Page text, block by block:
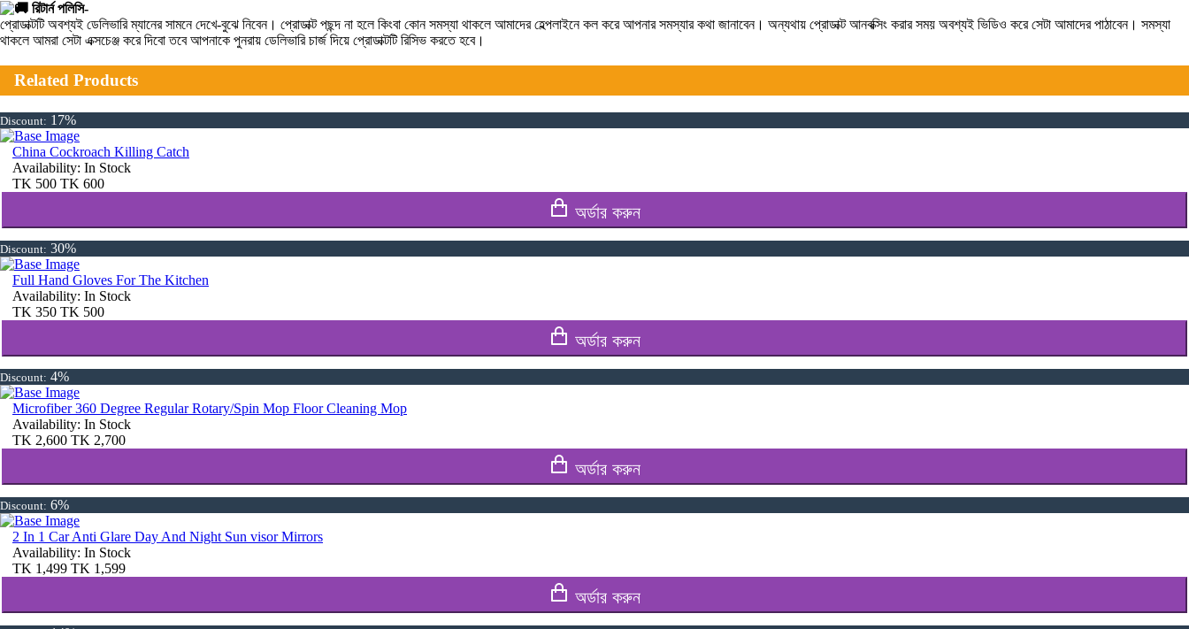
রিটার্ন পলিসি-
প্রোডাক্টটি অবশ্যই ডেলিভারি ম্যানের সামনে দেখে-বুঝে নিবেন। প্রোডাক্ট পছন্দ না হলে কিংবা কোন সমস্যা থাকলে আমাদের হেল্পলাইনে কল করে আপনার সমস্যার কথা জানাবেন। অন্যথায় প্রোডাক্ট আনবক্সিং করার সময় অবশ্যই ভিডিও করে সেটা আমাদের পাঠাবেন। সমস্যা
থাকলে আমরা সেটা এক্সচেঞ্জ করে দিবো তবে আপনাকে পুনরায় ডেলিভারি চার্জ দিয়ে প্রোডাক্টটি রিসিভ করতে হবে।
Related Products
Discount: 17%
China Cockroach Killing Catch
Availability: In Stock
TK 500 TK 600
অর্ডার করুন
Discount: 30%
Full Hand Gloves For The Kitchen
Availability: In Stock
TK 350 TK 500
অর্ডার করুন
Discount: 4%
Microfiber 360 Degree Regular Rotary/Spin Mop Floor Cleaning Mop
Availability: In Stock
TK 2,600 TK 2,700
অর্ডার করুন
Discount: 6%
2 In 1 Car Anti Glare Day And Night Sun visor Mirrors
Availability: In Stock
TK 1,499 TK 1,599
অর্ডার করুন